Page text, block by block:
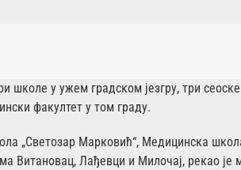
школе у ужем градском језгру, три
факултет у том граду.
„Светозар Марковић“, Медицинска
Витановац, Лађевци и Милочај, рекао је